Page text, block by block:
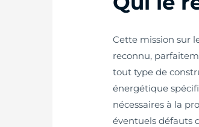
Cette mission sur
reconnu,
tout type de
énergétique
nécessaires à la
éventuels défauts